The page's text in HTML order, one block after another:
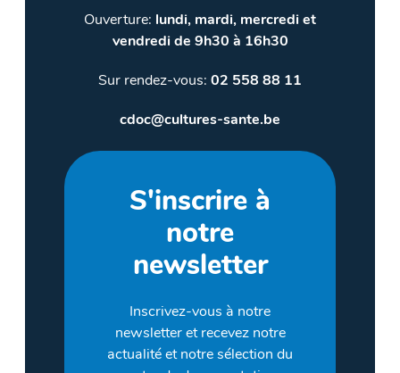
Ouverture: lundi, mardi, mercredi et
vendredi de 9h30 à 16h30
Sur rendez-vous: 02 558 88 11
cdoc@cultures-sante.be
S'inscrire à
notre
newsletter
Inscrivez-vous à notre
newsletter et recevez notre
actualité et notre sélection du